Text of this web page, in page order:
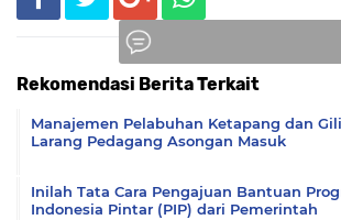
Rekomendasi Berita Terkait
Manajemen Pelabuhan Ketapang dan
Larang Pedagang Asongan Masuk
Inilah Tata Cara Pengajuan Bantuan
Indonesia Pintar (PIP) dari Pemerintah